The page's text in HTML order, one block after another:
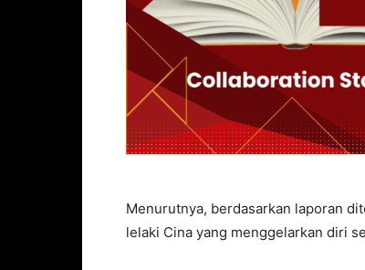
Menurutnya, berdasarkan laporan
lelaki Cina yang menggelarkan diri